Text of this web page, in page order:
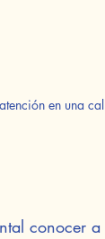
en una
conocer